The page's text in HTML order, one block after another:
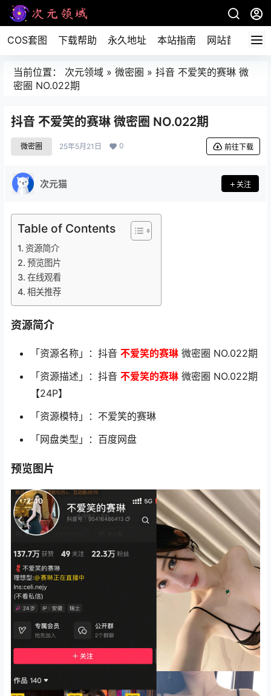
COS套图 下载帮助 永久地址 本站指南 网站首页
当前位置： 次元领域 » 微密圈 » 抖音 不爱笑的赛琳 微
密圈 NO.022期
抖音 不爱笑的赛琳 微密圈 NO.022期
微密圈 25年5月21日 0 前往下载
次元猫 关注
Table of Contents
资源简介
预览图片
在线观看
相关推荐
资源简介
「资源名称」：抖音 不爱笑的赛琳 微密圈 NO.022期
「资源描述」：抖音 不爱笑的赛琳 微密圈 NO.022期
【24P】
「资源模特」：不爱笑的赛琳
「网盘类型」：百度网盘
预览图片